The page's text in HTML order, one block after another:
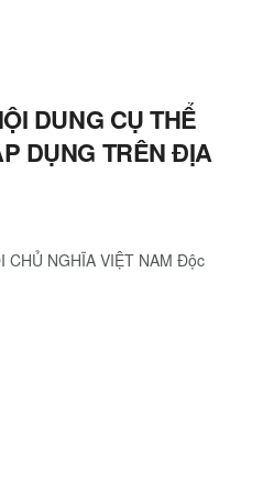
DUNG CỤ THỂ
DỤNG TRÊN ĐỊA
CHỦ NGHĨA VIỆT NAM Độc